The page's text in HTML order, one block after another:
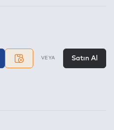
VEYA Satın Al